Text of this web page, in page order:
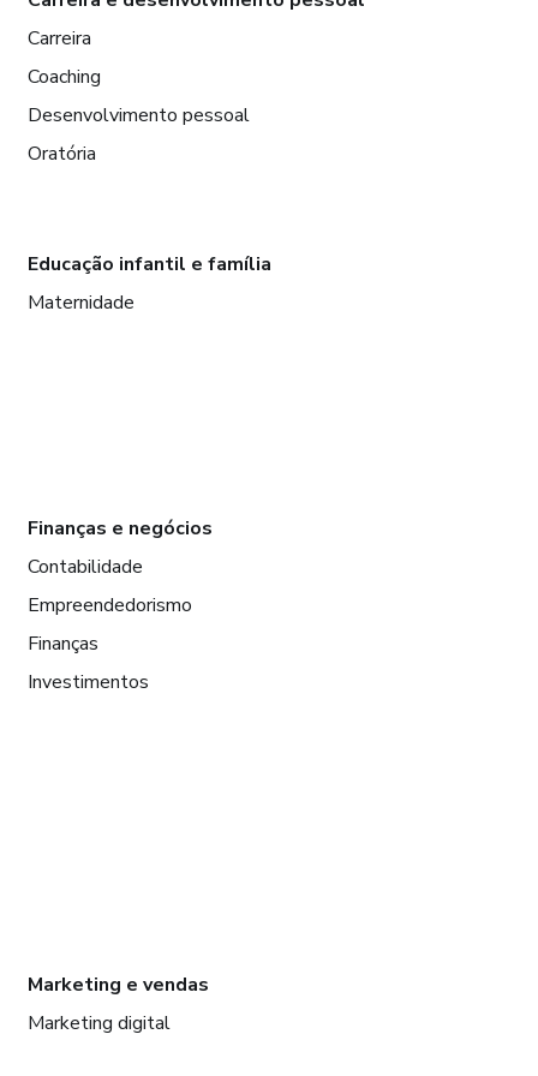
Carreira
Coaching
Desenvolvimento pessoal
Oratória
Educação infantil e família
Maternidade
Finanças e negócios
Contabilidade
Empreendedorismo
Finanças
Investimentos
Marketing e vendas
Marketing digital